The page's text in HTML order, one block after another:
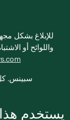
للإبلاغ بشكل
واللوائح أو
© 2020-2026
يستخدم